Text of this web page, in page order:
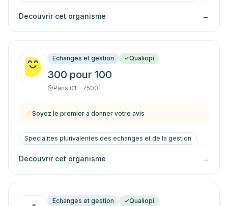
Decouvrir cet organisme →
Echanges et gestion Qualiopi
300 pour 100
Paris 01 - 75001
Soyez le premier a donner votre avis
Specialites plurivalentes des echanges et de la gestion
Decouvrir cet organisme →
Echanges et gestion Qualiopi